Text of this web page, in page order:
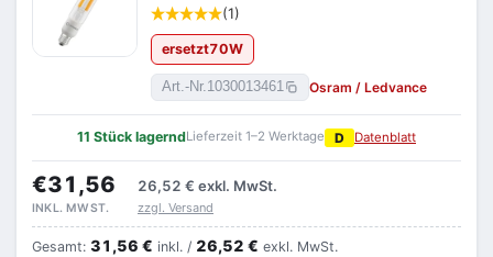
(1)
ersetzt70W
Art.-Nr.1030013461 Osram / Ledvance
11 Stück lagerndLieferzeit 1–2 Werktage D Datenblatt
€31,56 26,52 € exkl. MwSt.
INKL. MWST. zzgl. Versand
Gesamt: 31,56 € inkl. / 26,52 € exkl. MwSt.